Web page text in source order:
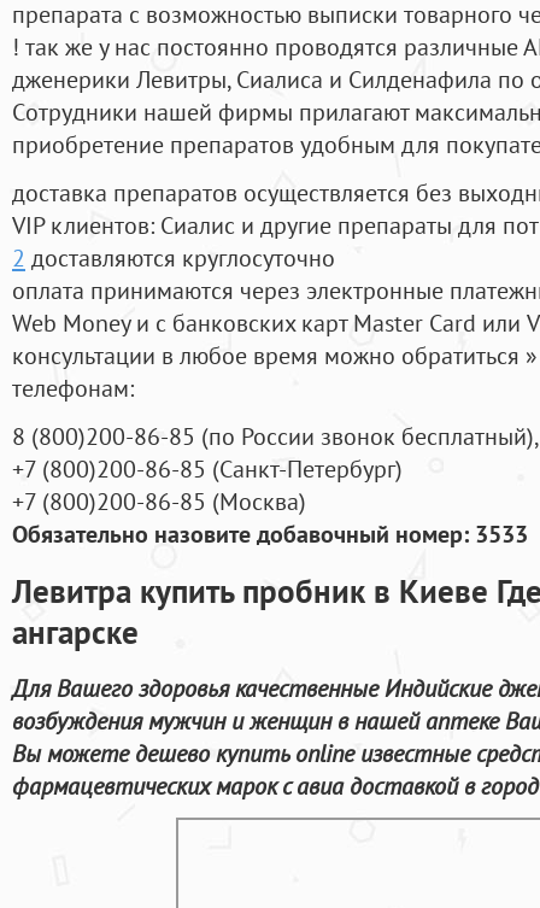
препарата с возможностью выписки товарного
! так же у нас постоянно проводятся
дженерики Левитры, Сиалиса и Силденафила по
Cотрудники нашей фирмы прилагают
приобретение препаратов удобным для
доставка препаратов осуществляется без
VIP клиентов: Сиалис и другие препараты для
2 доставляются круглосуточно
оплата принимаются через электронные
Web Money и с банковских карт Master Card или
консультации в любое время можно обратиться
телефонам:
8 (800)200-86-85 (по России звонок бесплатный),
+7 (800)200-86-85 (Санкт-Петербург)
+7 (800)200-86-85 (Москва)
Обязательно назовите добавочный номер: 3533
Левитра купить пробник в Киеве
ангарске
Для Вашего здоровья качественные Индийские
возбуждения мужчин и женщин в нашей аптеке
Вы можете дешево купить online известные
фармацевтических марок с авиа доставкой в